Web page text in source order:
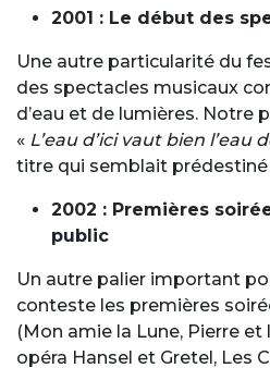
2001 : Le début des
Une autre particularité du
des spectacles musicaux
d’eau et de lumières. Notre
« L’eau d’ici vaut bien l’eau
titre qui semblait prédestiné
2002 : Premières
public
Un autre palier important
conteste les premières
(Mon amie la Lune, Pierre et
opéra Hansel et Gretel, Les